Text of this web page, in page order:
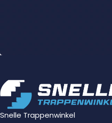
Snelle Trappenwinkel